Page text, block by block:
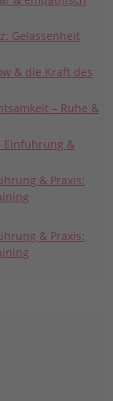
Gelassenheit
& die Kraft des
– Ruhe &
Einführung &
& Praxis:
& Praxis: